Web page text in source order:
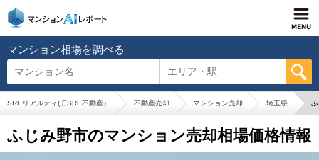
マンション相場を調べる
マンション名 エリア・駅
SREリアルティ(旧SRE不動産） 不動産売却 マンション売却 埼玉県
ふじみ野市のマンション売却相場価格情報